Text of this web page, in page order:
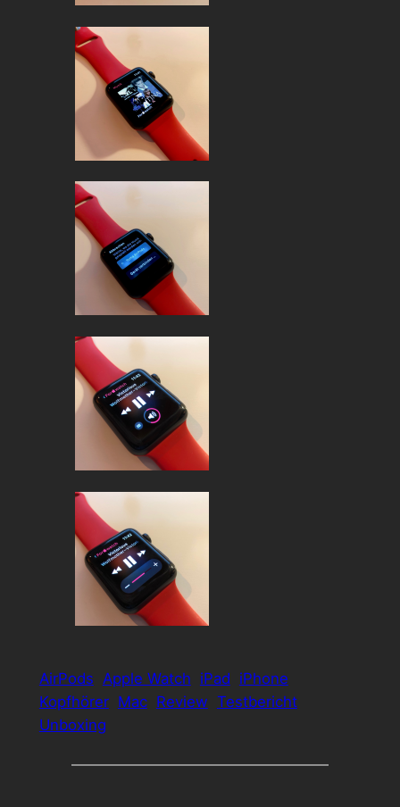
AirPods Apple Watch iPad iPhone
Kopfhörer Mac Review Testbericht
Unboxing